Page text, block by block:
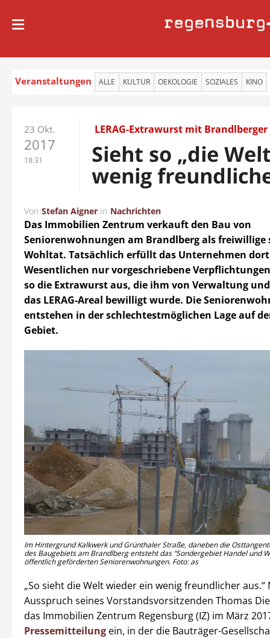
regensburg
Veranstaltungen ALLE KULTUR OEKOLOGIE SOZIALES KINO
23 Okt.
2017
18:31
LERAG-Extrawurst mit Brandlberger
Sieht so „die
wenig
Von Stefan Aigner in Nachrichten
Das Immobilien Zentrum verkauft den Bau von
Seniorenwohnungen am Brandlberg als freiwillige
Wohltat. Tatsächlich erfüllt das Unternehmen
Wesentlichen nur vorgeschriebene
so die Extrawurst aus, die ihm von Verwaltung
das LERAG-Areal bewilligt wurde. Die
entstehen in der schlechtestmöglichen Lage auf
Gebiet.
Im Hintergrund Kalkwerk und Grünthaler Straße, daneben die
des Baugebiets am Brandlberg entsteht das “Sondergebiet Handel und
öffentlich geförderten Seniorenwohnungen. Foto: as
„So sieht die Welt wieder ein wenig freundlicher aus.“
Ausspruch seines Vorstandsvorsitzenden Thomas
das Immobilien Zentrum Regensburg (IZ) im März
Pressemitteilung ein, in der die Bauträger-